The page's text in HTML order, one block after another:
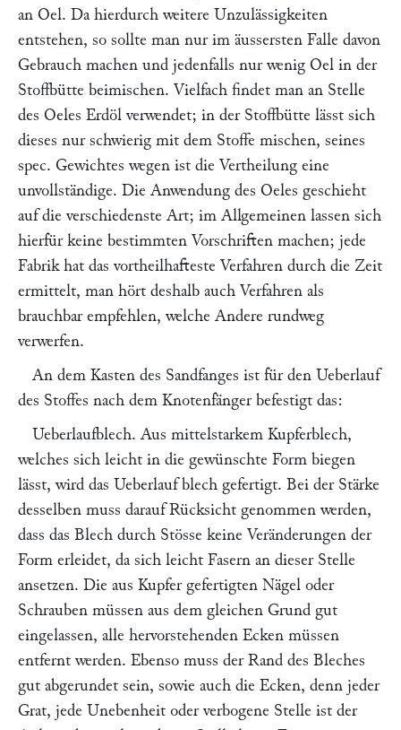
an Oel. Da hierdurch weitere Unzulässigkeiten
entstehen, so sollte man nur im äussersten Falle davon
Gebrauch machen und jedenfalls nur wenig Oel in der
Stoffbütte beimischen. Vielfach findet man an Stelle
des Oeles Erdöl verwendet; in der Stoffbütte lässt sich
dieses nur schwierig mit dem Stoffe mischen, seines
spec. Gewichtes wegen ist die Vertheilung eine
unvollständige. Die Anwendung des Oeles geschieht
auf die verschiedenste Art; im Allgemeinen lassen sich
hierfür keine bestimmten Vorschriften machen; jede
Fabrik hat das vortheilhafteste Verfahren durch die Zeit
ermittelt, man hört deshalb auch Verfahren als
brauchbar empfehlen, welche Andere rundweg
verwerfen.
An dem Kasten des Sandfanges ist für den Ueberlauf
des Stoffes nach dem Knotenfänger befestigt das:
Ueberlaufblech. Aus mittelstarkem Kupferblech,
welches sich leicht in die gewünschte Form biegen
lässt, wird das Ueberlauf blech gefertigt. Bei der Stärke
desselben muss darauf Rücksicht genommen werden,
dass das Blech durch Stösse keine Veränderungen der
Form erleidet, da sich leicht Fasern an dieser Stelle
ansetzen. Die aus Kupfer gefertigten Nägel oder
Schrauben müssen aus dem gleichen Grund gut
eingelassen, alle hervorstehenden Ecken müssen
entfernt werden. Ebenso muss der Rand des Bleches
gut abgerundet sein, sowie auch die Ecken, denn jeder
Grat, jede Unebenheit oder verbogene Stelle ist der